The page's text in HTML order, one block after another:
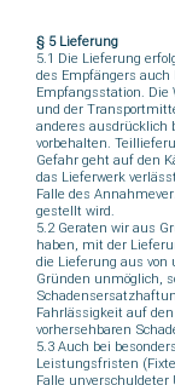
§ 5 Lieferung
5.1 Die Lieferung
des Empfängers
Empfangsstation. Die
und der
anderes
vorbehalten.
Gefahr geht auf den
das Lieferwerk
Falle des
gestellt wird.
5.2 Geraten wir aus
haben, mit der
die Lieferung aus von
Gründen unmöglich,
Fahrlässigkeit auf
vorhersehbaren
5.3 Auch bei
Leistungsfristen
Falle unverschuldeter